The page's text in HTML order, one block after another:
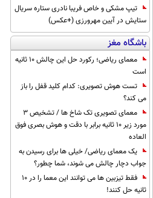
تیپ مشکی و خاص فریبا نادری ستاره سریال
ستایش در آیین مهرورزی (+عکس)
باشگاه مغز
معمای ریاضی؛ رکورد حل این چالش 10 ثانیه
است
تست هوش تصویری: کدام کلید قفل را باز
می کند؟
معمای تصویری تک شاخ ها / تشخیص 3
مورد زیر 10 ثانیه برابر با دقت و هوش بصری فوق
العاده
یک معمای ریاضی/ خیلی ها برای رسیدن به
جواب دچار چالش می شوند، شما چطور؟
فقط تیزبین ها می توانند این معما را در 10
ثانیه حل کنند!